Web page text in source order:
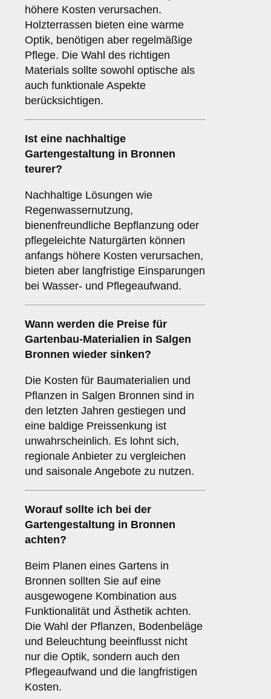
höhere Kosten verursachen.
Holzterrassen bieten eine warme
Optik, benötigen aber regelmäßige
Pflege. Die Wahl des richtigen
Materials sollte sowohl optische als
auch funktionale Aspekte
berücksichtigen.
Ist eine nachhaltige
Gartengestaltung in Bronnen
teurer?
Nachhaltige Lösungen wie
Regenwassernutzung,
bienenfreundliche Bepflanzung oder
pflegeleichte Naturgärten können
anfangs höhere Kosten verursachen,
bieten aber langfristige Einsparungen
bei Wasser- und Pflegeaufwand.
Wann werden die Preise für
Gartenbau-Materialien in Salgen
Bronnen wieder sinken?
Die Kosten für Baumaterialien und
Pflanzen in Salgen Bronnen sind in
den letzten Jahren gestiegen und
eine baldige Preissenkung ist
unwahrscheinlich. Es lohnt sich,
regionale Anbieter zu vergleichen
und saisonale Angebote zu nutzen.
Worauf sollte ich bei der
Gartengestaltung in Bronnen
achten?
Beim Planen eines Gartens in
Bronnen sollten Sie auf eine
ausgewogene Kombination aus
Funktionalität und Ästhetik achten.
Die Wahl der Pflanzen, Bodenbeläge
und Beleuchtung beeinflusst nicht
nur die Optik, sondern auch den
Pflegeaufwand und die langfristigen
Kosten.